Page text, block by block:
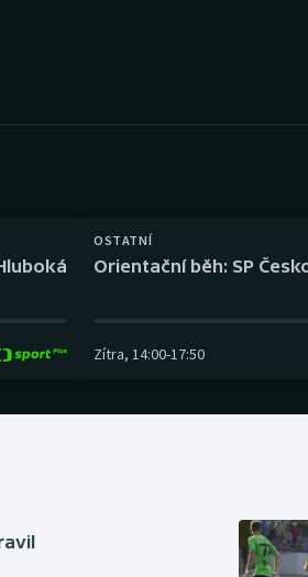
Plážový volejbal
OSTATNÍ
Orientační běh: SP
Zítra, 14:00-17:50